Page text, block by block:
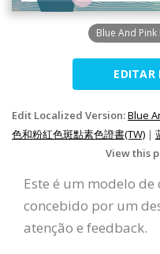
Blue And
EDITAR
Edit Localized Version:Blue
色和粉紅色斑點素色證書(TW) |
View this
Este é um modelo
concebido por um
atenção e feedback.